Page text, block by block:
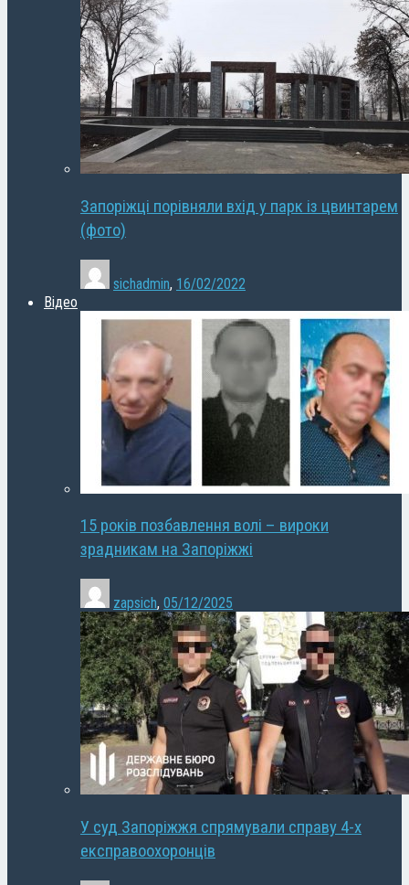
Запоріжці порівняли вхід у парк із цвинтарем
(фото)
sichadmin, 16/02/2022
Відео
15 років позбавлення волі – вироки
зрадникам на Запоріжжі
zapsich, 05/12/2025
У суд Запоріжжя спрямували справу 4-х
експравоохоронців